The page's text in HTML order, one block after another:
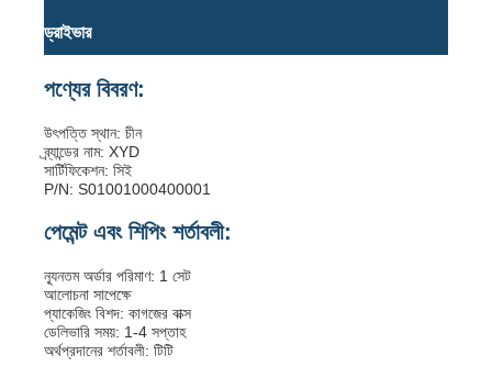
ড্রাইভার
পণ্যের বিবরণ:
উৎপত্তি স্থান: চীন
ব্র্যান্ডের নাম: XYD
সার্টিফিকেশন: সিই
P/N: S01001000400001
পেমেন্ট এবং শিপিং শর্তাবলী:
ন্যূনতম অর্ডার পরিমাণ: 1 সেট
আলোচনা সাপেক্ষে
প্যাকেজিং বিশদ: কাগজের বাক্স
ডেলিভারি সময়: 1-4 সপ্তাহ
অর্থপ্রদানের শর্তাবলী: টিটি